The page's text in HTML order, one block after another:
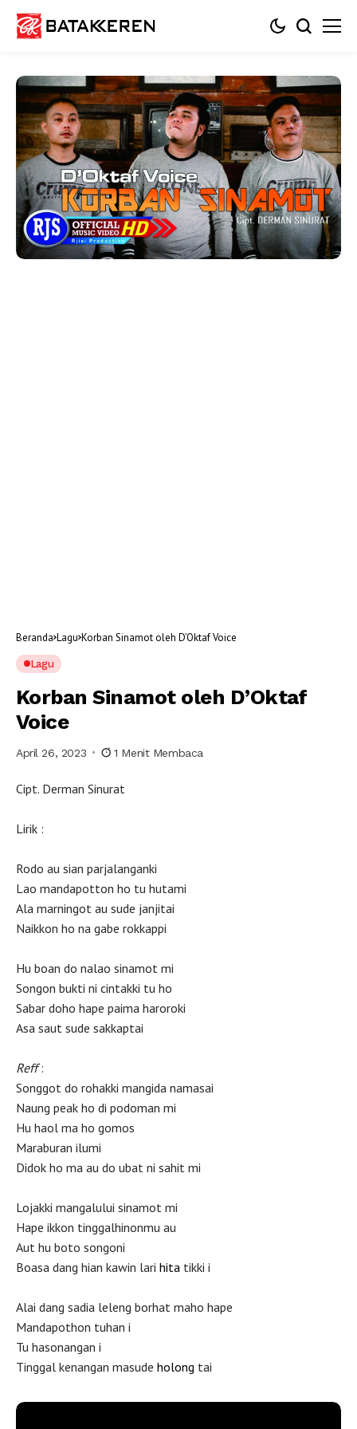
Beranda Lagu Korban Sinamot oleh D’Oktaf Voice
Lagu
Korban Sinamot oleh D’Oktaf
Voice
April 26, 2023 1 Menit Membaca
Cipt. Derman Sinurat
Lirik :
Rodo au sian parjalanganki
Lao mandapotton ho tu hutami
Ala marningot au sude janjitai
Naikkon ho na gabe rokkappi
Hu boan do nalao sinamot mi
Songon bukti ni cintakki tu ho
Sabar doho hape paima haroroki
Asa saut sude sakkaptai
Reff:
Songgot do rohakki mangida namasai
Naung peak ho di podoman mi
Hu haol ma ho gomos
Maraburan ilumi
Didok ho ma au do ubat ni sahit mi
Lojakki mangalului sinamot mi
Hape ikkon tinggalhinonmu au
Aut hu boto songoni
Boasa dang hian kawin lari hita tikki i
Alai dang sadia leleng borhat maho hape
Mandapothon tuhan i
Tu hasonangan i
Tinggal kenangan masude holong tai